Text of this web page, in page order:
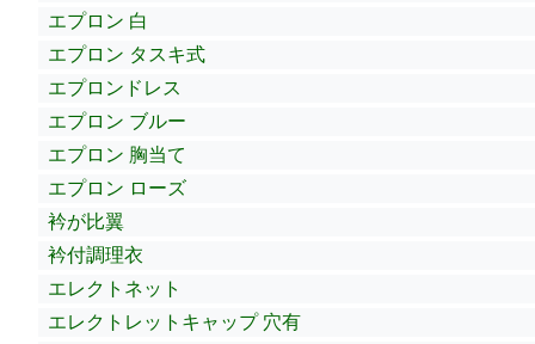
エプロン 白
エプロン タスキ式
エプロンドレス
エプロン ブルー
エプロン 胸当て
エプロン ローズ
衿が比翼
衿付調理衣
エレクトネット
エレクトレットキャップ 穴有